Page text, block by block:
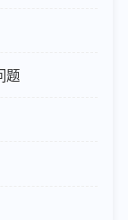
题